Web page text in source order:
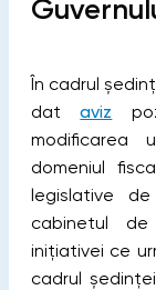
În cadrul
dataviz
modificarea
domeniul
legislative
cabinetul
inițiativei ce
cadrul